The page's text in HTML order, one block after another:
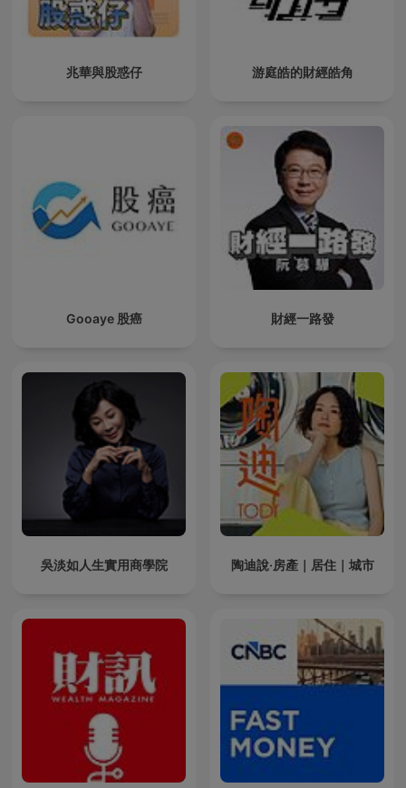
兆華與股惑仔 游庭皓的財經皓角
Gooaye 股癌 財經一路發
吳淡如人生實用商學院 陶迪說·房產｜居住｜城市